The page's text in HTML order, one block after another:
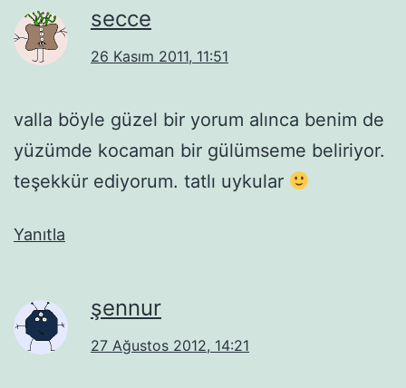
secce
26 Kasım 2011, 11:51
valla böyle güzel bir yorum alınca benim de
yüzümde kocaman bir gülümseme beliriyor.
teşekkür ediyorum. tatlı uykular
Yanıtla
şennur
27 Ağustos 2012, 14:21